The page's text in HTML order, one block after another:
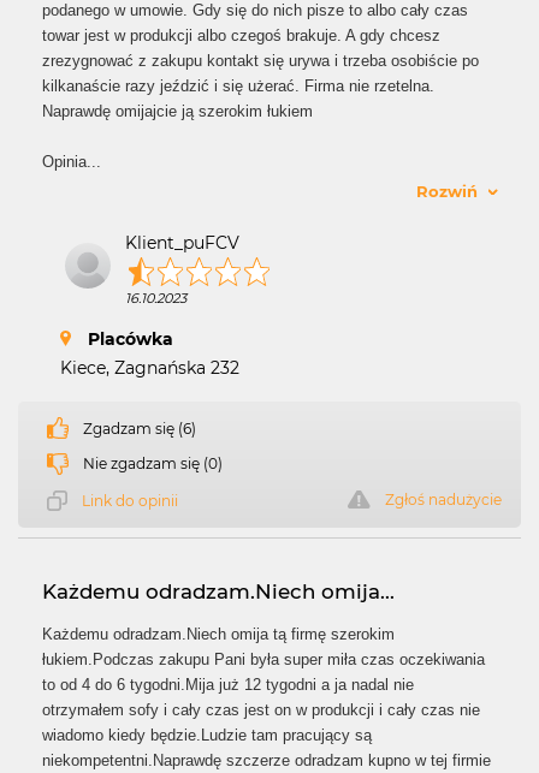
podanego w umowie. Gdy się do nich pisze to albo cały czas
towar jest w produkcji albo czegoś brakuje. A gdy chcesz
zrezygnować z zakupu kontakt się urywa i trzeba osobiście po
kilkanaście razy jeździć i się użerać. Firma nie rzetelna.
Naprawdę omijajcie ją szerokim łukiem
Opinia...
Rozwiń
Klient_puFCV
16.10.2023
Placówka
Kiece, Zagnańska 232
Zgadzam się (6)
Nie zgadzam się (0)
Link do opinii Zgłoś nadużycie
Każdemu odradzam.Niech omija...
Każdemu odradzam.Niech omija tą firmę szerokim
łukiem.Podczas zakupu Pani była super miła czas oczekiwania
to od 4 do 6 tygodni.Mija już 12 tygodni a ja nadal nie
otrzymałem sofy i cały czas jest on w produkcji i cały czas nie
wiadomo kiedy będzie.Ludzie tam pracujący są
niekompetentni.Naprawdę szczerze odradzam kupno w tej firmie